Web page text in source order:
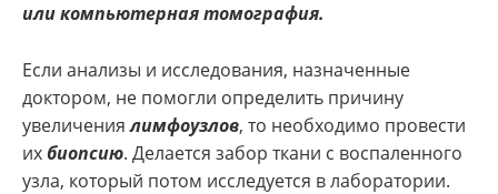
или компьютерная томография.
Если анализы и исследования, назначенные
доктором, не помогли определить причину
увеличениялимфоузлов, то необходимо провести
ихбиопсию. Делается забор ткани с воспаленного
узла, который потом исследуется в лаборатории.